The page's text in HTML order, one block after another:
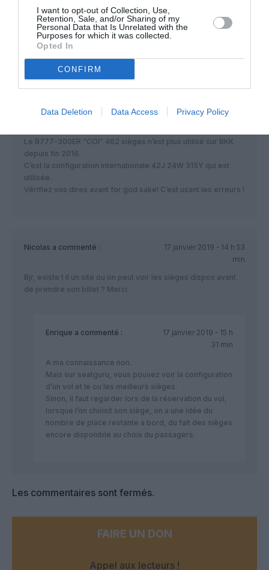
I want to opt-out of Collection, Use,
Retention, Sale, and/or Sharing of my
Personal Data that Is Unrelated with the
Purposes for which it was collected.
Opted In
CONFIRM
Data Deletion Data Access Privacy Policy
a commenté :
17 janvier 2019 - 12 h 18
A350-900ULRa commenté :
17 janvier 2019 - 13 h 35
Le B777-300ER “COI” 462 sièges n’est plus utilisé sur BKK
depuis fin 2016.
C’est la configuration internationale 42J 24W 315Y qui est
utilisée.
Vérifiez vos dires avant for god sake! C’est usant les erreurs !
Nicolas a commenté :
17 janvier 2019 - 14 h 53
min
Bjr, existe t il un site ou on peut voir les sièges dispos avant
de prendre son billet ? Merci
Enrique a commenté :
17 janvier 2019 - 15 h
31 min
A ma connaissance non.
Mais sur seatguru, vous pouvez voir la configuration
d’un vol et le ou les meilleurs sièges.
Sinon, il faut regarder lors de la réservation du vol,
lorsque l’on choisit son siège, on a une idée du
nombre de place restante à bord, du fait des sièges
encore disponible au choix du passagers.
Les commentaires sont fermés.
FAIRE UN DON
Appel aux lecteurs !